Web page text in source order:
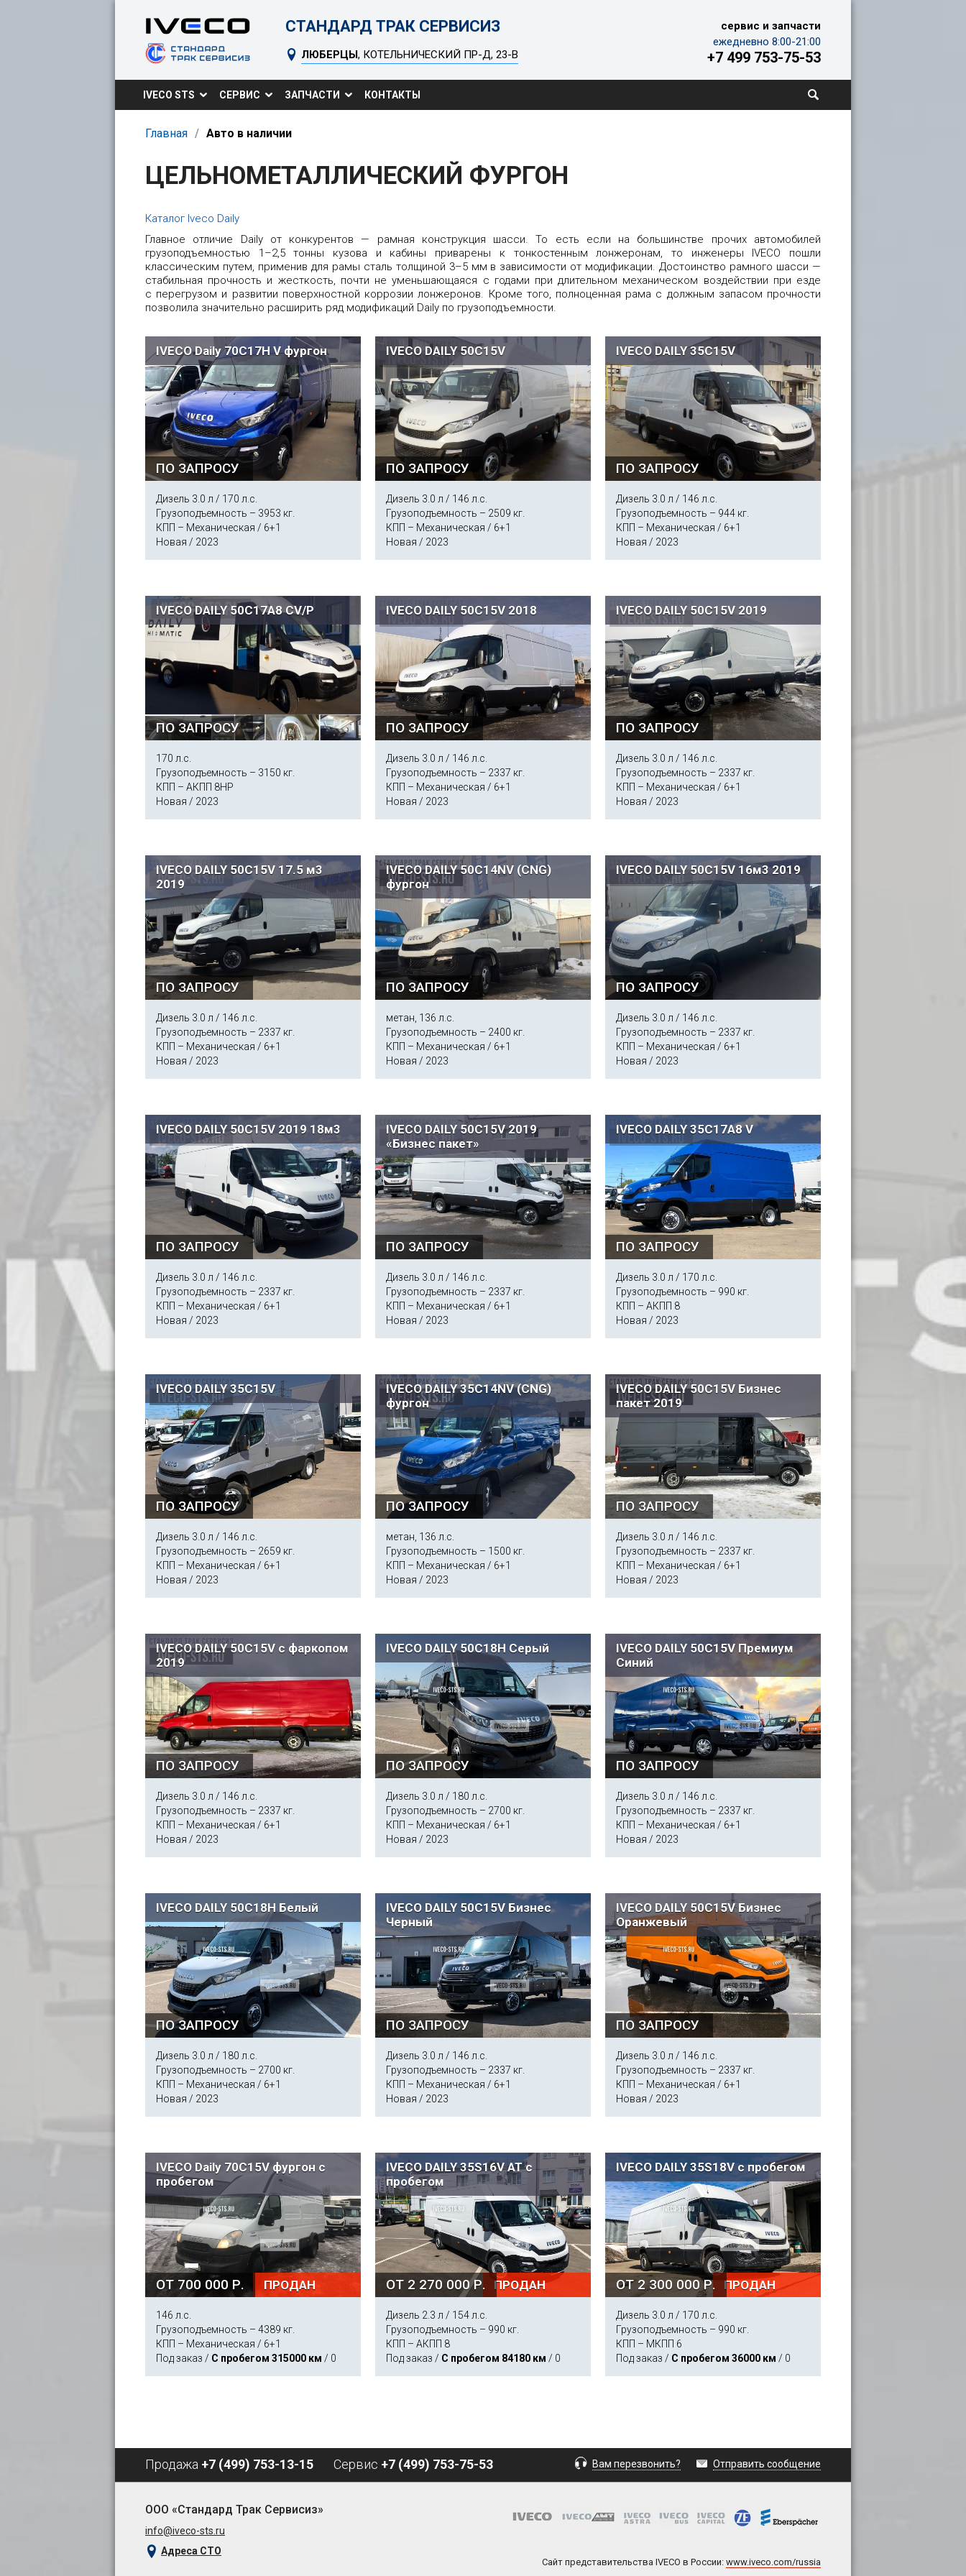
СТАНДАРД ТРАК СЕРВИСИЗ
ЛЮБЕРЦЫ, КОТЕЛЬНИЧЕСКИЙ ПР-Д, 23-В
сервис и запчасти
ежедневно 8:00-21:00
+7 499 753-75-53
IVECO STS CЕРВИС ЗАПЧАСТИ КОНТАКТЫ
Главная Авто в наличии
ЦЕЛЬНОМЕТАЛЛИЧЕСКИЙ ФУРГОН
Каталог Iveco Daily
Главное отличие Daily от конкурентов — рамная конструкция шасси. То есть если на большинстве прочих автомобилей
грузоподъемностью 1–2,5 тонны кузова и кабины приварены к тонкостенным лонжеронам, то инженеры IVECO пошли
классическим путем, применив для рамы сталь толщиной 3–5 мм в зависимости от модификации. Достоинство рамного шасси —
стабильная прочность и жесткость, почти не уменьшающаяся с годами при длительном механическом воздействии при езде
с перегрузом и развитии поверхностной коррозии лонжеронов. Кроме того, полноценная рама с должным запасом прочности
позволила значительно расширить ряд модификаций Daily по грузоподъемности.
IVECO Daily 70C17H V фургон
ПО ЗАПРОСУ
Дизель 3.0 л / 170 л.с.
Грузоподъемность – 3953 кг.
КПП – Механическая / 6+1
Новая / 2023
IVECO DAILY 50C15V
ПО ЗАПРОСУ
Дизель 3.0 л / 146 л.с.
Грузоподъемность – 2509 кг.
КПП – Механическая / 6+1
Новая / 2023
IVECO DAILY 35C15V
ПО ЗАПРОСУ
Дизель 3.0 л / 146 л.с.
Грузоподъемность – 944 кг.
КПП – Механическая / 6+1
Новая / 2023
IVECO DAILY 50C17A8 CV/P
ПО ЗАПРОСУ
170 л.с.
Грузоподъемность – 3150 кг.
КПП – АКПП 8HP
Новая / 2023
IVECO DAILY 50C15V 2018
ПО ЗАПРОСУ
Дизель 3.0 л / 146 л.с.
Грузоподъемность – 2337 кг.
КПП – Механическая / 6+1
Новая / 2023
IVECO DAILY 50C15V 2019
ПО ЗАПРОСУ
Дизель 3.0 л / 146 л.с.
Грузоподъемность – 2337 кг.
КПП – Механическая / 6+1
Новая / 2023
IVECO DAILY 50C15V 17.5 м3
2019
ПО ЗАПРОСУ
Дизель 3.0 л / 146 л.с.
Грузоподъемность – 2337 кг.
КПП – Механическая / 6+1
Новая / 2023
IVECO DAILY 50C14NV (CNG)
фургон
ПО ЗАПРОСУ
метан, 136 л.с.
Грузоподъемность – 2400 кг.
КПП – Механическая / 6+1
Новая / 2023
IVECO DAILY 50C15V 16м3 2019
ПО ЗАПРОСУ
Дизель 3.0 л / 146 л.с.
Грузоподъемность – 2337 кг.
КПП – Механическая / 6+1
Новая / 2023
IVECO DAILY 50C15V 2019 18м3
ПО ЗАПРОСУ
Дизель 3.0 л / 146 л.с.
Грузоподъемность – 2337 кг.
КПП – Механическая / 6+1
Новая / 2023
IVECO DAILY 50C15V 2019
«Бизнес пакет»
ПО ЗАПРОСУ
Дизель 3.0 л / 146 л.с.
Грузоподъемность – 2337 кг.
КПП – Механическая / 6+1
Новая / 2023
IVECO DAILY 35C17A8 V
ПО ЗАПРОСУ
Дизель 3.0 л / 170 л.с.
Грузоподъемность – 990 кг.
КПП – АКПП 8
Новая / 2023
IVECO DAILY 35C15V
ПО ЗАПРОСУ
Дизель 3.0 л / 146 л.с.
Грузоподъемность – 2659 кг.
КПП – Механическая / 6+1
Новая / 2023
IVECO DAILY 35C14NV (CNG)
фургон
ПО ЗАПРОСУ
метан, 136 л.с.
Грузоподъемность – 1500 кг.
КПП – Механическая / 6+1
Новая / 2023
IVECO DAILY 50C15V Бизнес
пакет 2019
ПО ЗАПРОСУ
Дизель 3.0 л / 146 л.с.
Грузоподъемность – 2337 кг.
КПП – Механическая / 6+1
Новая / 2023
IVECO DAILY 50C15V с фаркопом
2019
ПО ЗАПРОСУ
Дизель 3.0 л / 146 л.с.
Грузоподъемность – 2337 кг.
КПП – Механическая / 6+1
Новая / 2023
IVECO DAILY 50C18H Серый
ПО ЗАПРОСУ
Дизель 3.0 л / 180 л.с.
Грузоподъемность – 2700 кг.
КПП – Механическая / 6+1
Новая / 2023
IVECO DAILY 50C15V Премиум
Синий
ПО ЗАПРОСУ
Дизель 3.0 л / 146 л.с.
Грузоподъемность – 2337 кг.
КПП – Механическая / 6+1
Новая / 2023
IVECO DAILY 50C18H Белый
ПО ЗАПРОСУ
Дизель 3.0 л / 180 л.с.
Грузоподъемность – 2700 кг.
КПП – Механическая / 6+1
Новая / 2023
IVECO DAILY 50C15V Бизнес
Черный
ПО ЗАПРОСУ
Дизель 3.0 л / 146 л.с.
Грузоподъемность – 2337 кг.
КПП – Механическая / 6+1
Новая / 2023
IVECO DAILY 50C15V Бизнес
Оранжевый
ПО ЗАПРОСУ
Дизель 3.0 л / 146 л.с.
Грузоподъемность – 2337 кг.
КПП – Механическая / 6+1
Новая / 2023
IVECO Daily 70C15V фургон с
пробегом
ПРОДАН
ОТ 700 000 Р.
146 л.с.
Грузоподъемность – 4389 кг.
КПП – Механическая / 6+1
Под заказ / С пробегом 315000 км / 0
IVECO DAILY 35S16V AT с
пробегом
ПРОДАН
ОТ 2 270 000 Р.
Дизель 2.3 л / 154 л.с.
Грузоподъемность – 990 кг.
КПП – АКПП 8
Под заказ / С пробегом 84180 км / 0
IVECO DAILY 35S18V с пробегом
ПРОДАН
ОТ 2 300 000 Р.
Дизель 3.0 л / 170 л.с.
Грузоподъемность – 990 кг.
КПП – МКПП 6
Под заказ / С пробегом 36000 км / 0
Продажа +7 (499) 753-13-15 Сервис +7 (499) 753-75-53 Отправить сообщение
Вам перезвонить?
ООО «Стандард Трак Сервисиз»
info@iveco-sts.ru
Адреса СТО
Сайт представительства IVECO в России: www.iveco.com/russia